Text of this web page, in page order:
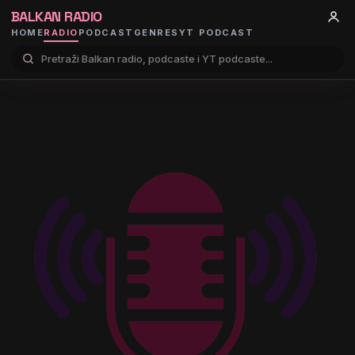
BALKAN RADIO
HOMERADIO PODCAST GENRES YT PODCAST